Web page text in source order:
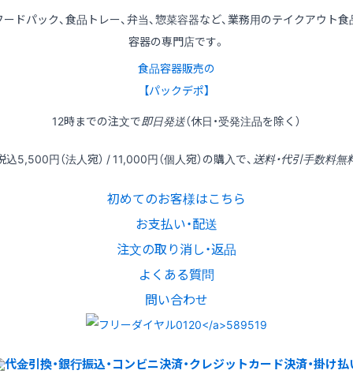
ードパック、食品トレー、弁当、惣菜容器など、業務用のテイクアウト食
容器の専門店です。
食品容器販売の
【パックデポ】
12時までの注文で即日発送（休日・受発注品を除く）
込5,500円（法人宛） / 11,000円（個人宛）の購入で、 送料・代引手数料無
初めてのお客様はこちら
お支払い・配送
注文の取り消し・返品
よくある質問
問い合わせ